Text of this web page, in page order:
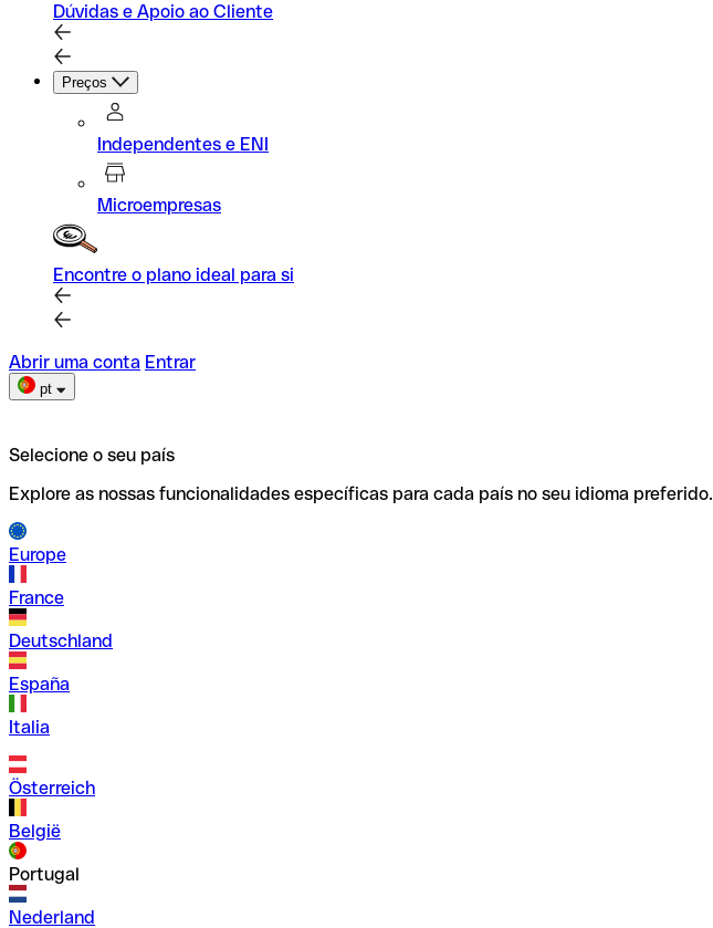
Dúvidas e Apoio ao Cliente
Preços
Independentes e ENI
Microempresas
Encontre o plano ideal para si
Abrir uma conta Entrar
pt
Selecione o seu país
Explore as nossas funcionalidades específicas para cada país no seu idioma preferido.
Europe
France
Deutschland
España
Italia
Österreich
België
Portugal
Nederland